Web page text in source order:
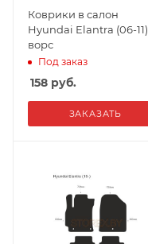
Коврики в салон
Hyundai Elantra (06-11)
ворс
Под заказ
158 руб.
ЗАКАЗАТЬ